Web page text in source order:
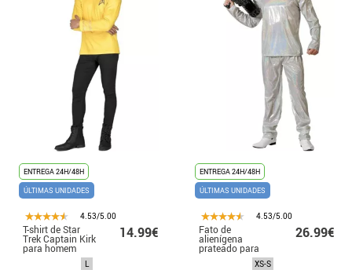
ENTREGA 24H/48H
ÚLTIMAS UNIDADES
4.53/5.00
T-shirt de Star
Trek Captain Kirk
para homem
14.99€
L
ENTREGA 24H/48H
ÚLTIMAS UNIDADES
4.53/5.00
Fato de
alienígena
prateado para
homem
26.99€
XS-S